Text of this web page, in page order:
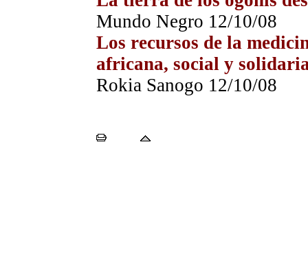
Mundo Negro 12/10/08
Los recursos de la
africana, social y
Rokia Sanogo 12/10/08